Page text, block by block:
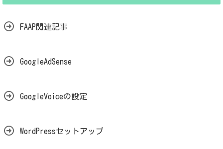
FAAP関連記事
GoogleAdSense
GoogleVoiceの設定
WordPressセットアップ